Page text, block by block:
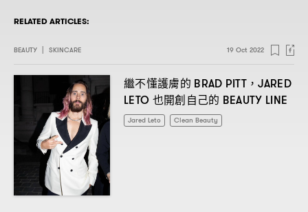
RELATED ARTICLES:
BEAUTY | SKINCARE 19 Oct 2022
繼不懂護膚的 BRAD PITT，JARED
LETO 也開創自己的 BEAUTY LINE
Jared Leto Clean Beauty